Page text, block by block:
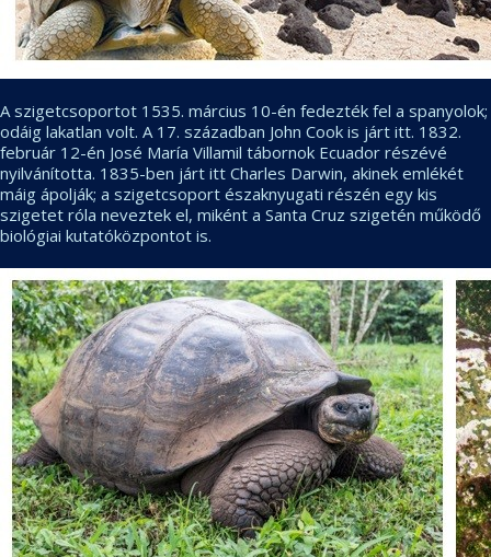
A szigetcsoportot 1535. március 10-én fedezték fel a spanyolok;
odáig lakatlan volt. A 17. században John Cook is járt itt. 1832.
február 12-én José María Villamil tábornok Ecuador részévé
nyilvánította. 1835-ben járt itt Charles Darwin, akinek emlékét
máig ápolják; a szigetcsoport északnyugati részén egy kis
szigetet róla neveztek el, miként a Santa Cruz szigetén működő
biológiai kutatóközpontot is.